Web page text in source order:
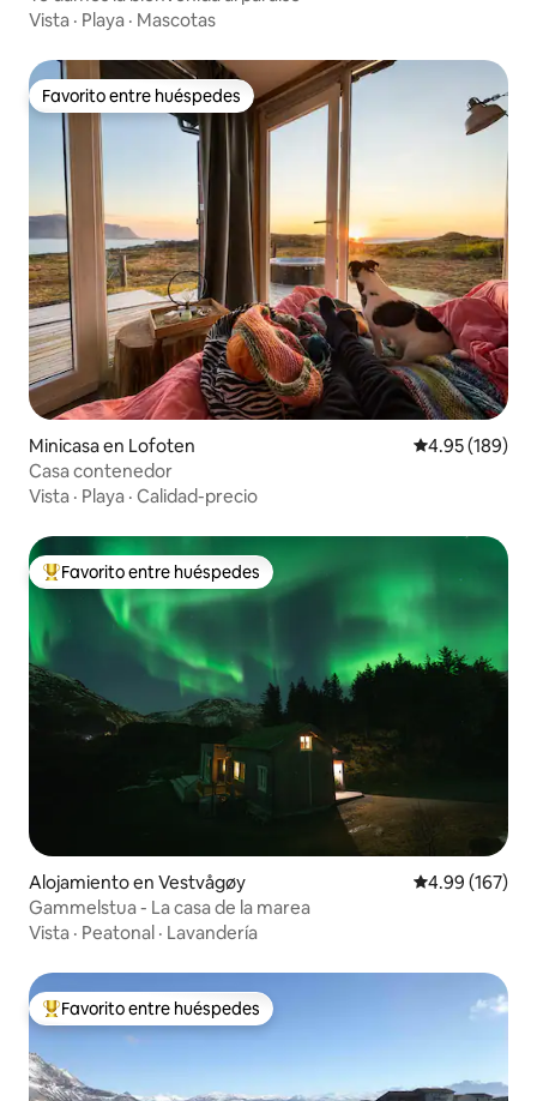
Vista · Playa · Mascotas
Favorito entre huéspedes
Favorito entre huéspedes
Minicasa en Lofoten Calificación
4.95 (189)
Casa contenedor
Vista · Playa · Calidad-precio
Favorito entre huéspedes preferido
Favorito entre huéspedes
Alojamiento en Vestvågøy Calificación
4.99 (167)
Gammelstua - La casa de la marea
Vista · Peatonal · Lavandería
Favorito entre huéspedes preferido
Favorito entre huéspedes